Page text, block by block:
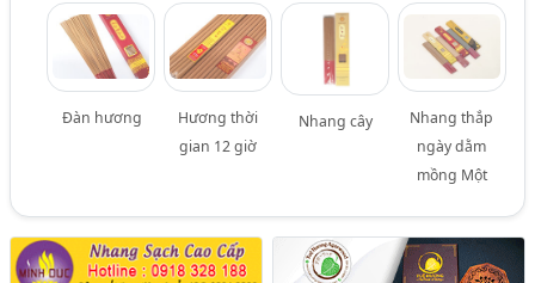
Đàn hương
Hương thời
gian 12 giờ
Nhang cây
Nhang thắp
ngày dằm
mồng Một